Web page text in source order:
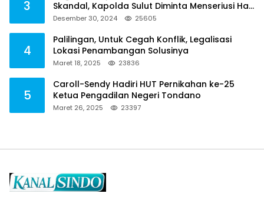
3
Skandal, Kapolda Sulut Diminta Menseriusi Hal
ini
Desember 30, 2024 25605
4
Palilingan, Untuk Cegah Konflik, Legalisasi
Lokasi Penambangan Solusinya
Maret 18, 2025 23836
5
Caroll-Sendy Hadiri HUT Pernikahan ke-25
Ketua Pengadilan Negeri Tondano
Maret 26, 2025 23397